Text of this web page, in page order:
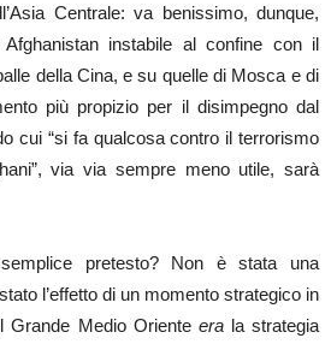
Centrale: va benissimo, dunque,
instabile al confine con il
della Cina, e su quelle di Mosca e di
più propizio per il disimpegno dal
cui “si fa qualcosa contro il terrorismo
via via sempre meno utile, sarà
pretesto? Non è stata una
l’effetto di un momento strategico in
Grande Medio Oriente erala strategia